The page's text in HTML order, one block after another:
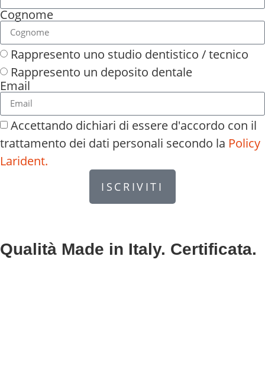
Cognome
Rappresento uno studio dentistico / tecnico
Rappresento un deposito dentale
Email
Accettando dichiari di essere d'accordo con il
trattamento dei dati personali secondo la Policy
Larident.
ISCRIVITI
Qualità Made in Italy. Certificata.